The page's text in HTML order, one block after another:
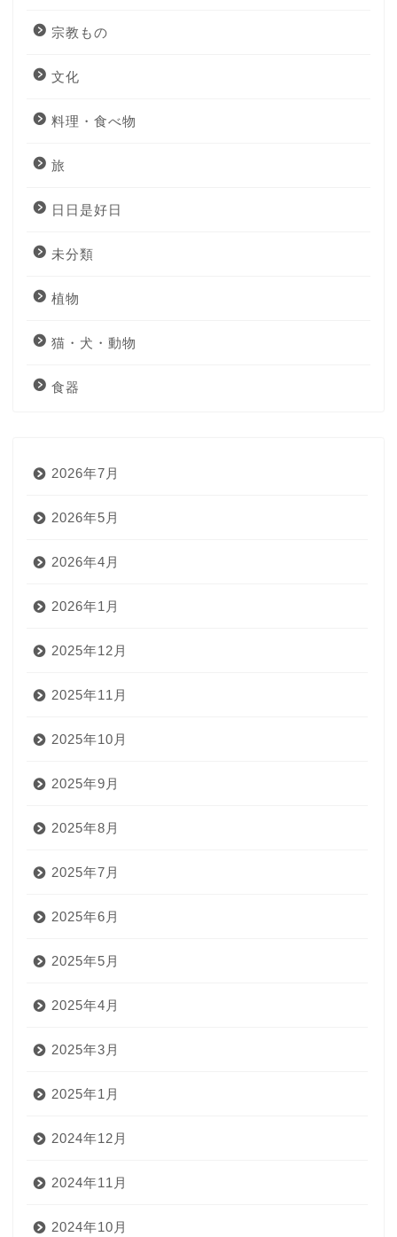
宗教もの
文化
料理・食べ物
旅
日日是好日
未分類
植物
猫・犬・動物
食器
2026年7月
2026年5月
2026年4月
2026年1月
2025年12月
2025年11月
2025年10月
2025年9月
2025年8月
2025年7月
2025年6月
2025年5月
2025年4月
2025年3月
2025年1月
2024年12月
2024年11月
2024年10月